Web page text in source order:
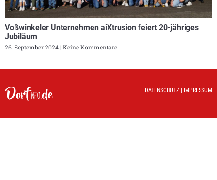
Voßwinkeler Unternehmen aiXtrusion feiert 20-jähriges
Jubiläum
26. September 2024 Keine Kommentare
DATENSCHUTZ | IMPRESSUM